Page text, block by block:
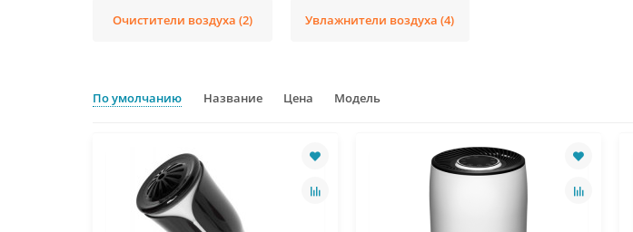
Очистители воздуха (2) Увлажнители воздуха (4)
По умолчанию Название Цена Модель